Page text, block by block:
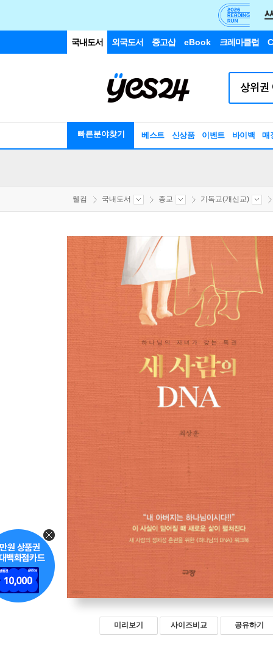
국내도서 외국도서 중고샵 eBook 크레마클럽
빠른분야찾기 베스트 신상품 이벤트 바이백 매
웰컴 국내도서 종교 기독교(개신교)
미리보기 사이즈비교 공유하기